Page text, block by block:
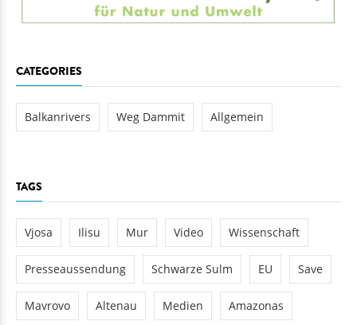
Balkanrivers Weg Dammit Allgemein
TAGS
Vjosa Ilisu Mur Video Wissenschaft
Presseaussendung Schwarze Sulm EU Save
Mavrovo Altenau Medien Amazonas